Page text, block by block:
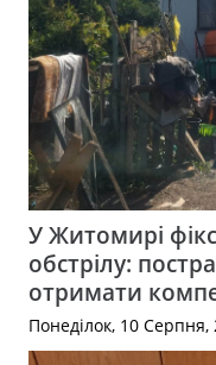
У Житомирі
обстрілу:
отримати
Понеділок, 10 Серпня,